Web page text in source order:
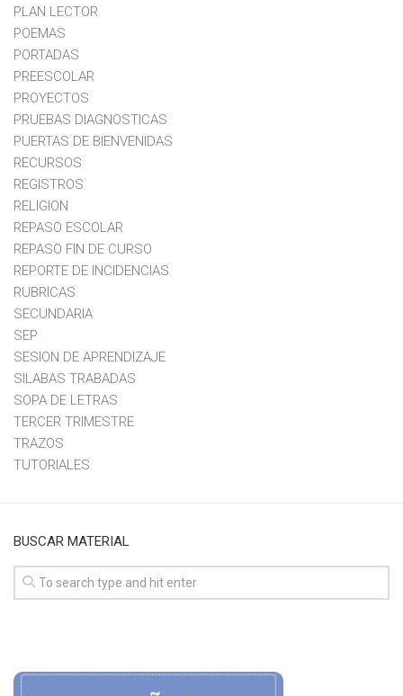
PLAN LECTOR
POEMAS
PORTADAS
PREESCOLAR
PROYECTOS
PRUEBAS DIAGNOSTICAS
PUERTAS DE BIENVENIDAS
RECURSOS
REGISTROS
RELIGION
REPASO ESCOLAR
REPASO FIN DE CURSO
REPORTE DE INCIDENCIAS
RUBRICAS
SECUNDARIA
SEP
SESION DE APRENDIZAJE
SILABAS TRABADAS
SOPA DE LETRAS
TERCER TRIMESTRE
TRAZOS
TUTORIALES
BUSCAR MATERIAL